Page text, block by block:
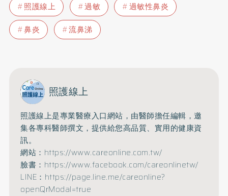
照護線上 過敏
過敏性鼻炎
鼻炎
流鼻涕
照護線上
照護線上是專業醫療入口網站，由醫師擔任編輯，邀
集各專科醫師撰文，提供給您高品質、實用的健康資
訊。
網站：https://www.careonline.com.tw/
臉書：https://www.facebook.com/careonlinetw/
LINE：https://page.line.me/careonline?
openQrModal=true